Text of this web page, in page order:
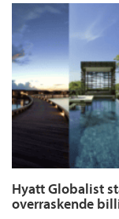
Hyatt Globalist
overraskende